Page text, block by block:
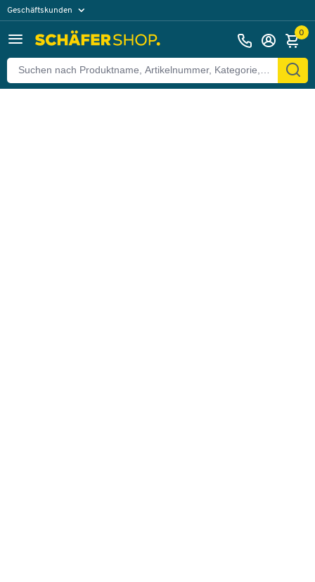
Geschäftskunden
0
Zurück